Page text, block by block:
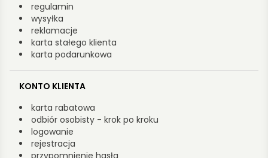
regulamin
wysyłka
reklamacje
karta stałego klienta
karta podarunkowa
KONTO KLIENTA
karta rabatowa
odbiór osobisty - krok po kroku
logowanie
rejestracja